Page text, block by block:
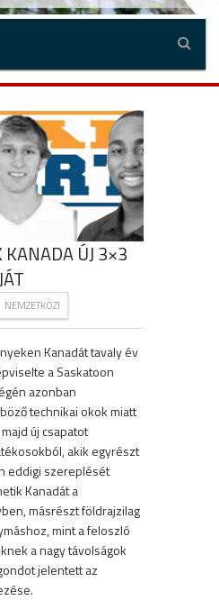
ÚJ 3×3
NEMZETKÖZI
Kanadát tavaly év
a Saskatoon
azonban
technikai okok miatt
új csapatot
akik egyrészt
eddigi szereplését
Kanadát a
másrészt földrajzilag
mint a feloszló
a nagy távolságok
jelentett az